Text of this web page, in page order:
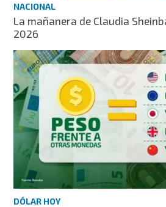
NACIONAL
La mañanera de Claudia
2026
DÓLAR HOY